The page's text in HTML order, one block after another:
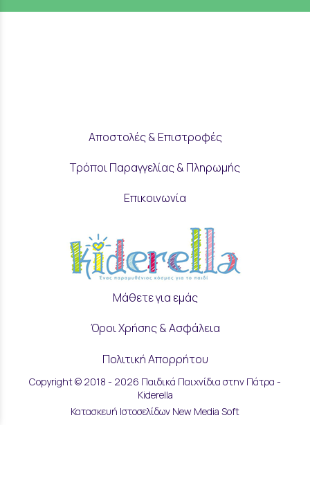
Αποστολές & Επιστροφές
Τρόποι Παραγγελίας & Πληρωμής
Επικοινωνία
Μάθετε για εμάς
Όροι Χρήσης & Ασφάλεια
Πολιτική Απορρήτου
Ρυθμίσεις Cookies
Copyright © 2018 - 2026 Παιδικά Παιχνίδια στην Πάτρα -
Kiderella
Κατασκευή Ιστοσελίδων New Media Soft